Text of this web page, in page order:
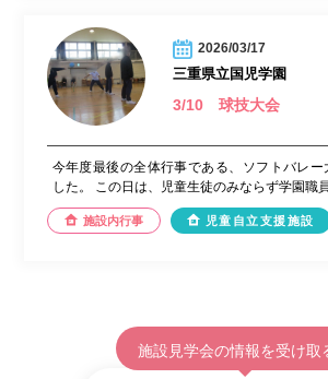
2026/03/17
三重県立国児学園
3/10 球技大会
今年度最後の全体行事である、ソフトバレー
した。 この日は、児童生徒のみならず学園職員
施設内行事 児童自立支援施設
施設見学会の情報を受け取